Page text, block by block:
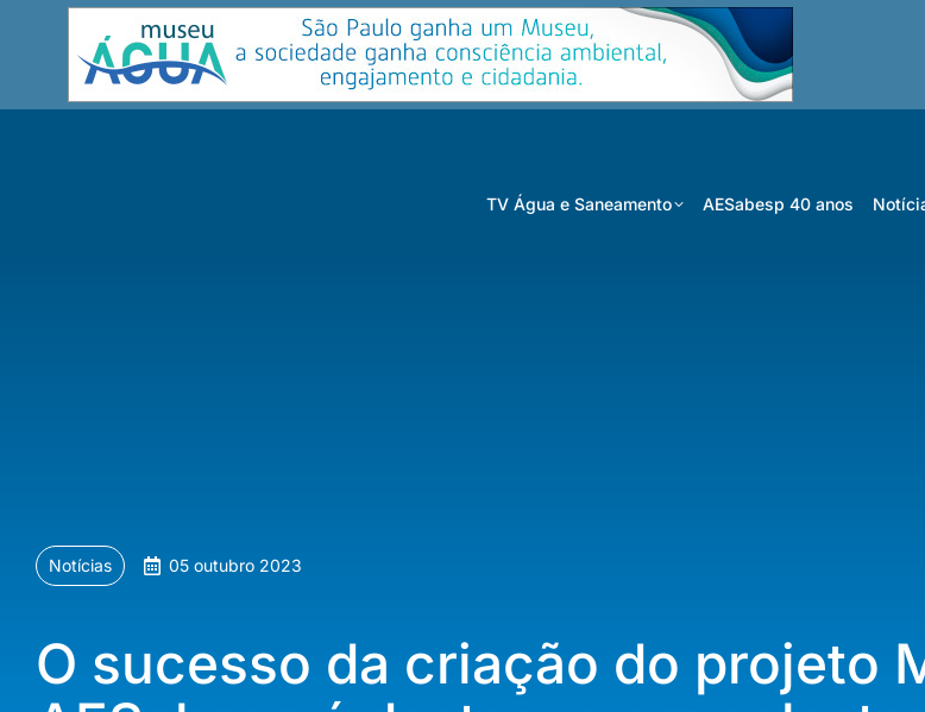
TV Água e Saneamento AESabesp 40 anos
Notícias 05 outubro 2023
O sucesso da criação do projeto